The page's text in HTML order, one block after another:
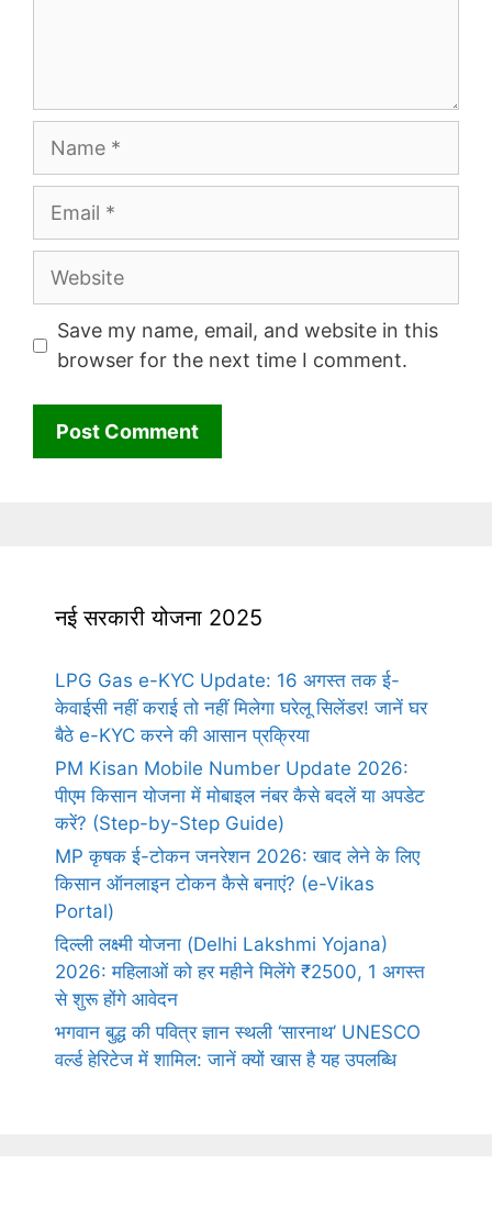
Name
Email
Website
Save my name, email, and website in this
browser for the next time I comment.
नई सरकारी योजना 2025
LPG Gas e-KYC Update: 16 अगस्त तक ई-
केवाईसी नहीं कराई तो नहीं मिलेगा घरेलू सिलेंडर! जानें घर
बैठे e-KYC करने की आसान प्रक्रिया
PM Kisan Mobile Number Update 2026:
पीएम किसान योजना में मोबाइल नंबर कैसे बदलें या अपडेट
करें? (Step-by-Step Guide)
MP कृषक ई-टोकन जनरेशन 2026: खाद लेने के लिए
किसान ऑनलाइन टोकन कैसे बनाएं? (e-Vikas
Portal)
दिल्ली लक्ष्मी योजना (Delhi Lakshmi Yojana)
2026: महिलाओं को हर महीने मिलेंगे ₹2500, 1 अगस्त
से शुरू होंगे आवेदन
भगवान बुद्ध की पवित्र ज्ञान स्थली ‘सारनाथ’ UNESCO
वर्ल्ड हेरिटेज में शामिल: जानें क्यों खास है यह उपलब्धि